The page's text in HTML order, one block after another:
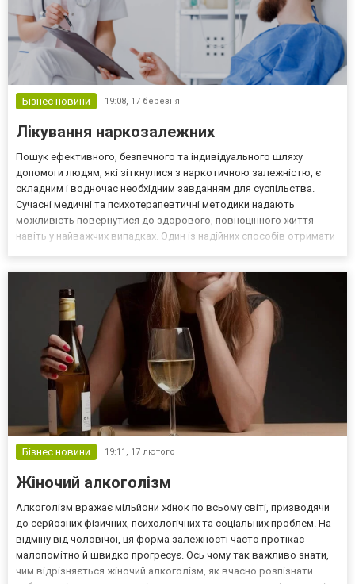
Бізнес новини 19:08, 17 березня
Лікування наркозалежних
Пошук ефективного, безпечного та індивідуального шляху
допомоги людям, які зіткнулися з наркотичною залежністю, є
складним і водночас необхідним завданням для суспільства.
Сучасні медичні та психотерапевтичні методики надають
можливість повернутися до здорового, повноцінного життя
навіть у найважчих випадках. Один із надійних способів отримати
Бізнес новини 19:11, 17 лютого
Жіночий алкоголізм
Алкоголізм вражає мільйони жінок по всьому світі, призводячи
до серйозних фізичних, психологічних та соціальних проблем. На
відміну від чоловічої, ця форма залежності часто протікає
малопомітно й швидко прогресує. Ось чому так важливо знати,
чим відрізняється жіночий алкоголізм, як вчасно розпізнати